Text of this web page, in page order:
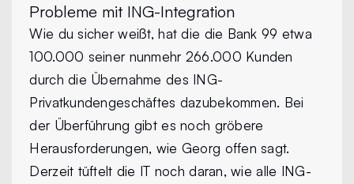
Probleme mit ING-Integration
Wie du sicher weißt, hat die die Bank 99 etwa
100.000 seiner nunmehr 266.000 Kunden
durch die Übernahme des ING-
Privatkundengeschäftes dazubekommen. Bei
der Überführung gibt es noch gröbere
Herausforderungen, wie Georg offen sagt.
Derzeit tüftelt die IT noch daran, wie alle ING-